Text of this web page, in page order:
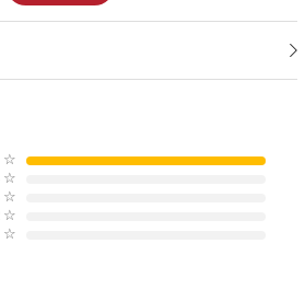
tæt og hjælper med at holde indholdet
en funktionel og stilfuld tilføjelse til
funktion og design
men også et smukt stykke
til dem, der gerne vil holde orden med
☆
☆
☆
☆
☆